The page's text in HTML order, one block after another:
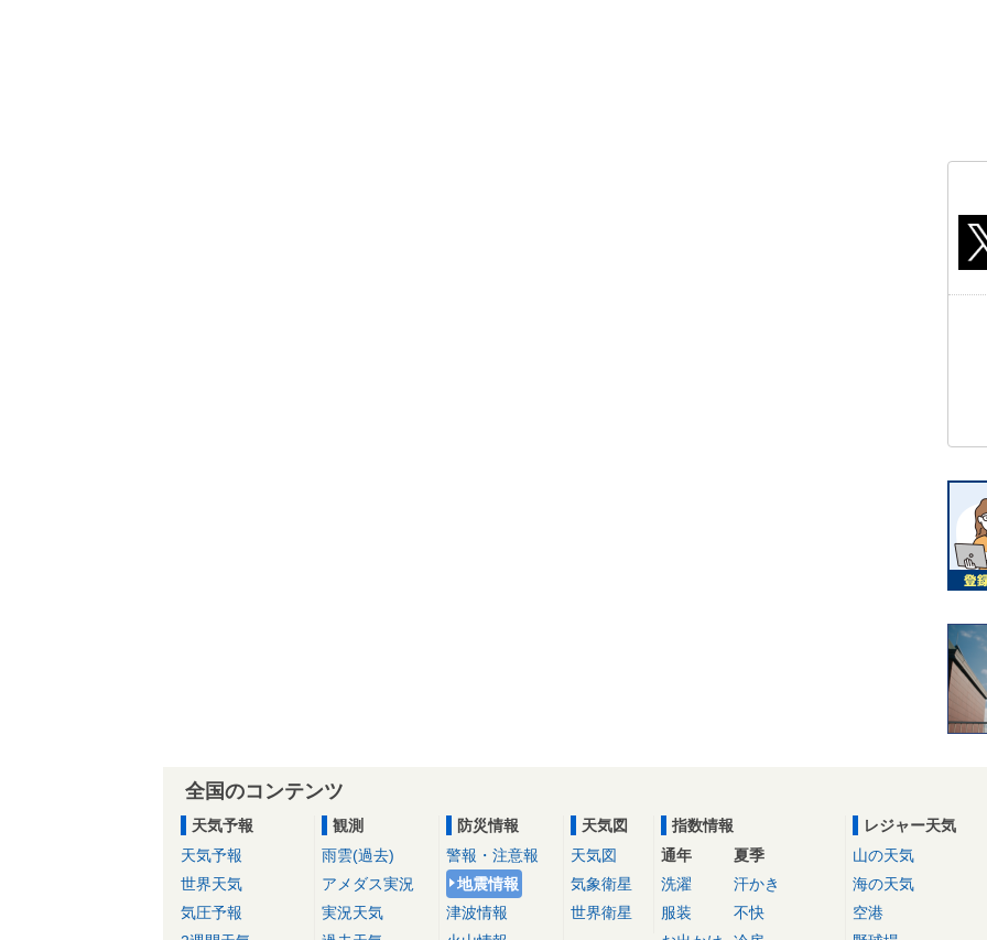
全国のコンテンツ
天気予報
天気予報
世界天気
気圧予報
観測
雨雲(過去)
アメダス実況
実況天気
防災情報
警報・注意報
地震情報
津波情報
天気図
天気図
気象衛星
世界衛星
指数情報
通年
洗濯
服装
夏季
汗かき
不快
レジャー天気
山の天気
海の天気
空港